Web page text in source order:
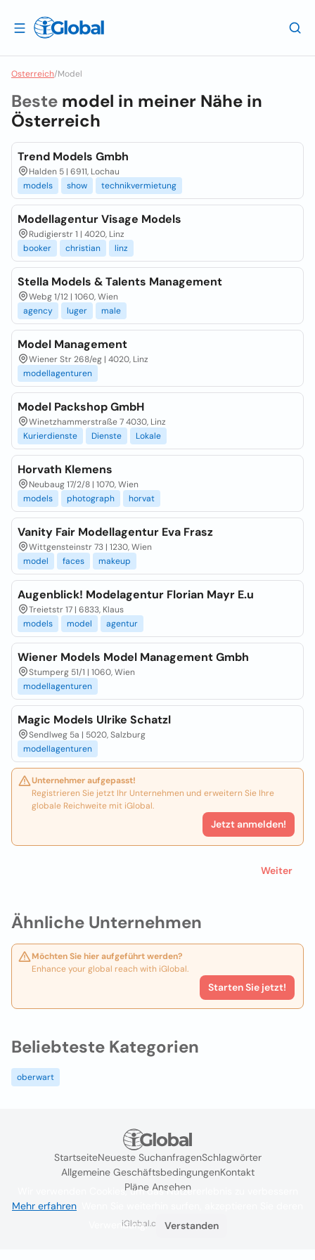
Osterreich/Model
Ähnliche Unternehmen
Möchten Sie hier aufgeführt werden?
Enhance your global reach with iGlobal.
Starten Sie jetzt!
Beste model in meiner Nähe in
Österreich
Trend Models Gmbh
Halden 5 | 6911, Lochau
models
show technikvermietung
Modellagentur Visage Models
Rudigierstr 1 | 4020, Linz
booker
christian linz
Stella Models & Talents Management
Webg 1/12 | 1060, Wien
agency
luger male
Model Management
Wiener Str 268/eg | 4020, Linz
modellagenturen
Model Packshop GmbH
Winetzhammerstraße 7 4030, Linz
Kurierdienste
Dienste Lokale
Horvath Klemens
Neubaug 17/2/8 | 1070, Wien
models
photograph horvat
Vanity Fair Modellagentur Eva Frasz
Wittgensteinstr 73 | 1230, Wien
model
faces makeup
Augenblick! Modelagentur Florian Mayr E.u
Treietstr 17 | 6833, Klaus
models
model agentur
Wiener Models Model Management Gmbh
Stumperg 51/1 | 1060, Wien
modellagenturen
Magic Models Ulrike Schatzl
Sendlweg 5a | 5020, Salzburg
modellagenturen
Unternehmer aufgepasst!
Registrieren Sie jetzt Ihr Unternehmen und erweitern Sie Ihre
globale Reichweite mit iGlobal.
Jetzt anmelden!
Weiter
Beliebteste Kategorien
oberwart
StartseiteNeueste SuchanfragenSchlagwörter
Allgemeine GeschäftsbedingungenKontakt
Pläne Ansehen
iGlobal.co @ 2024
Wir verwenden Cookies, um das Nutzererlebnis zu verbessern
Mehr erfahren
Verwendung.
Verstanden